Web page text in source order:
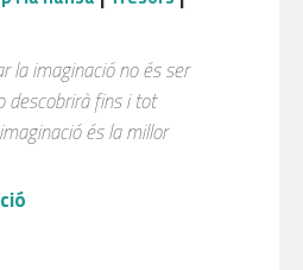
la imaginació no és ser
descobrirà fins i tot
és la millor